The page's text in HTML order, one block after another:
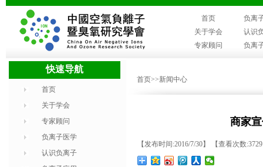
首页
负离
关于学会
认识
专家顾问
负离
快速导航
首页
关于学会
专家顾问
负离子医学
认识负离子
首页>>新闻中心
商家
【发布时间:2016/7/30】 【查看次数